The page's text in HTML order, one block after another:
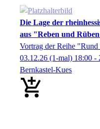
Die Lage der
aus "Reben und
Vortrag der Reihe
03.12.26 (1-mal) 18:00 -
Bernkastel-Kues